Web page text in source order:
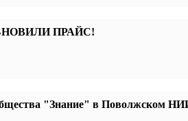
ПРАЙС!
"Знание" в Поволжском